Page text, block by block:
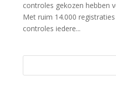
controles gekozen hebben
Met ruim 14.000
controles iedere...